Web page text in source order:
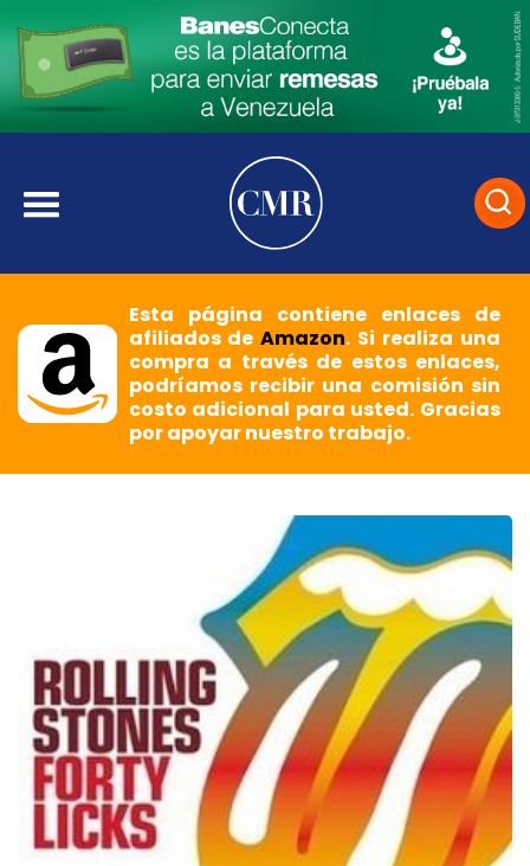
Esta página contiene enlaces de
afiliados deAmazon. Si realiza una
compra a través de estos enlaces,
podríamos recibir una comisión sin
costo adicional para usted. Gracias
por apoyar nuestro trabajo.